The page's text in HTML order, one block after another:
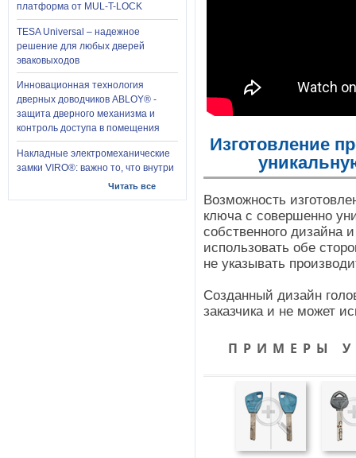
Изготовление
Возможность
ключа с совершенно
собственного дизайна
использовать обе
не указывать
Созданный дизайн
заказчика и не может
ПРИМЕРЫ
платформа от MUL-T-LOCK
TESA Universal – надежное
решение для любых дверей
эваковыходов
Инновационная технология
дверных доводчиков ABLOY® -
защита дверного механизма и
контроль доступа в помещения
Накладные электромеханические
замки VIRO®: важно то, что внутри
Читать все